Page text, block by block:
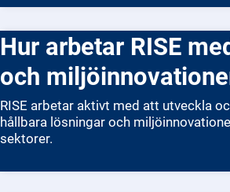
Hur arbetar RISE med hållbarhet
och
RISE arbetar aktivt med att utveckla
hållbara lösningar och
sektorer.